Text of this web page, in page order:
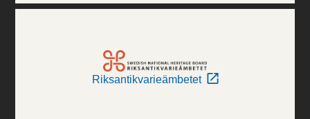
Riksantikvarieämbetet